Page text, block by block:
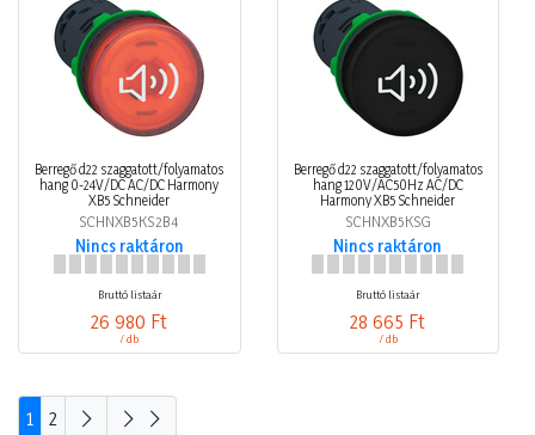
Berregő d22 szaggatott/folyamatos
hang 0-24V/DC AC/DC Harmony
XB5 Schneider
SCHNXB5KS2B4
Nincs raktáron
Bruttó listaár
26 980 Ft
/ db
Berregő d22 szaggatott/folyamatos
hang 120V/AC50Hz AC/DC
Harmony XB5 Schneider
SCHNXB5KSG
Nincs raktáron
Bruttó listaár
28 665 Ft
/ db
1 2